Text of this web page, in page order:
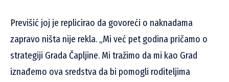
Previšić joj je replicirao da govoreći o naknadama
zapravo ništa nije rekla. „Mi već pet godina pričamo o
strategiji Grada Čapljine. Mi tražimo da mi kao Grad
iznađemo ova sredstva da bi pomogli roditeljima